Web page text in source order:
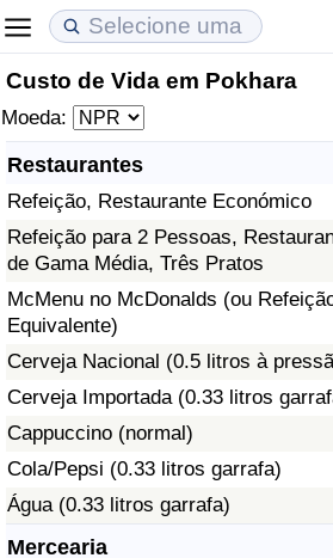
Custo de Vida em Pokhara
Moeda:
Restaurantes
Refeição, Restaurante Económico
Refeição para 2 Pessoas,
de Gama Média, Três Pratos
McMenu no McDonalds (ou
Equivalente)
Cerveja Nacional (0.5 litros à
Cerveja Importada (0.33 litros
Cappuccino (normal)
Cola/Pepsi (0.33 litros garrafa)
Água (0.33 litros garrafa)
Mercearia
Custo de Vida
Indicador de Custo de Vida
Indicador de Custo de Vida Por
em Aqaba
Preços de Imóveis
Indicador de Preços de Imóveis
Indicador de Preços de Imóveis
Qualidade de Vida
Indicador de Qualidade de Vida
Índice de qualidade de vida por país
Crime
Taxa do Indicador de Crime (Atual)
Indicador de Crime
Índice de criminalidade por país